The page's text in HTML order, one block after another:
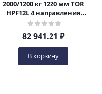
2000/1200 кг 1220 мм TOR
HPF12L 4 направления
(полиуретановые колеса)
в Чебоксарах
82 941.21 ₽
В корзину